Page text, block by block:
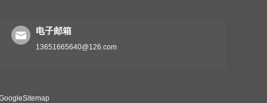
电子邮箱
13651665640@126.com